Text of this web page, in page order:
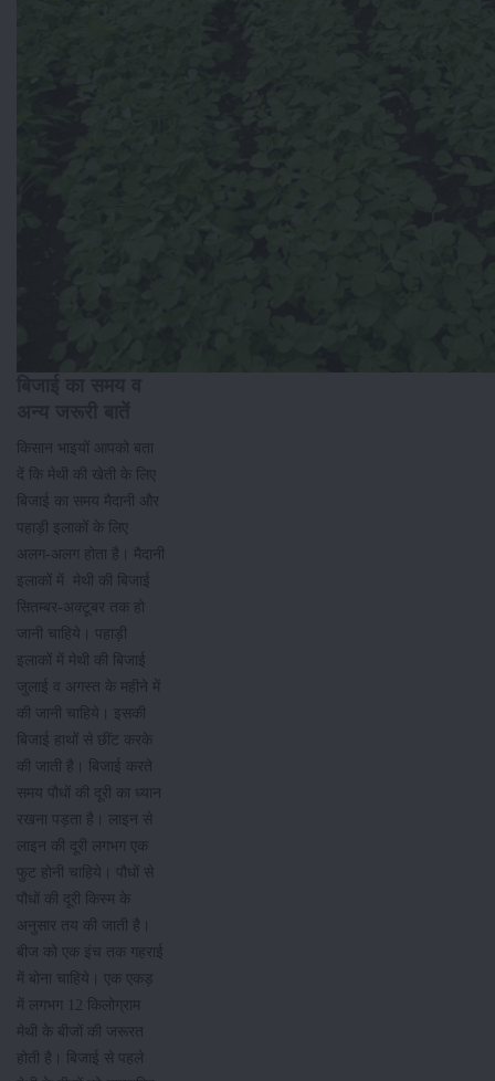
किसान भाइयों आपको बता
दें कि मेथी की खेती के लिए
बिजाई का समय मैदानी और
पहाड़ी इलाकों के लिए
अलग-अलग होता है। मैदानी
इलाकों में मेथी की बिजाई
सितम्बर-अक्टूबर तक हो
जानी चाहिये। पहाड़ी
इलाकों में मेथी की बिजाई
जुलाई व अगस्त के महीने में
की जानी चाहिये। इसकी
बिजाई हाथों से छींट करके
की जाती है। बिजाई करते
समय पौधों की दूरी का ध्यान
रखना पड़ता है। लाइन से
लाइन की दूरी लगभग एक
फुट होनी चाहिये। पौधों से
पौधों की दूरी किस्म के
अनुसार तय की जाती है।
बीज को एक इंच तक गहराई
में बोना चाहिये। एक एकड़
में लगभग 12 किलोग्राम
मेथी के बीजों की जरूरत
होती है। बिजाई से पहले